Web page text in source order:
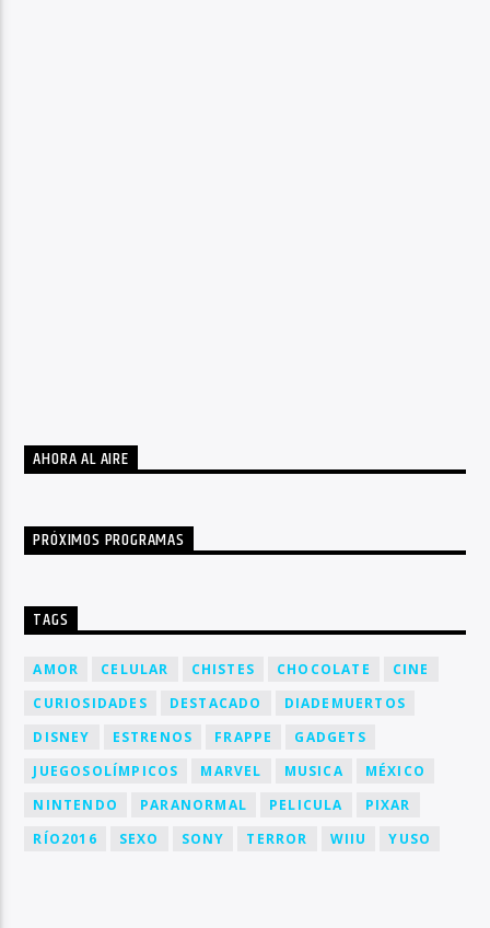
AHORA AL AIRE
PRÓXIMOS PROGRAMAS
TAGS
AMOR CELULAR CHISTES CHOCOLATE
CINE
CURIOSIDADES
DESTACADO
DIADEMUERTOS
DISNEY
ESTRENOS FRAPPE
GADGETS
JUEGOSOLÍMPICOS
MARVEL MUSICA
MÉXICO
NINTENDO
PARANORMAL PELICULA
PIXAR
RÍO2016
SEXO SONY TERROR WIIU YUSO